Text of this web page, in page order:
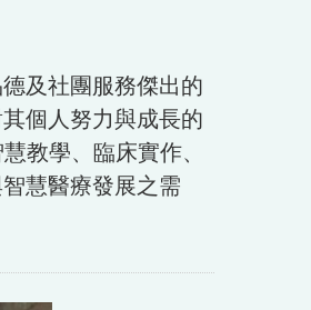
及社團服務傑出的
個人努力與成長的
教學、臨床實作、
慧醫療發展之需